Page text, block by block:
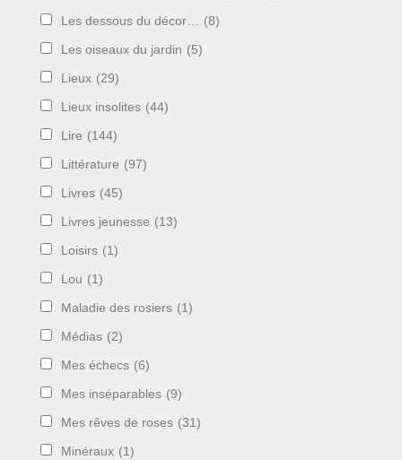
Les dessous du décor… (8)
Les oiseaux du jardin (5)
Lieux (29)
Lieux insolites (44)
Lire (144)
Littérature (97)
Livres (45)
Livres jeunesse (13)
Loisirs (1)
Lou (1)
Maladie des rosiers (1)
Médias (2)
Mes échecs (6)
Mes inséparables (9)
Mes rêves de roses (31)
Minéraux (1)